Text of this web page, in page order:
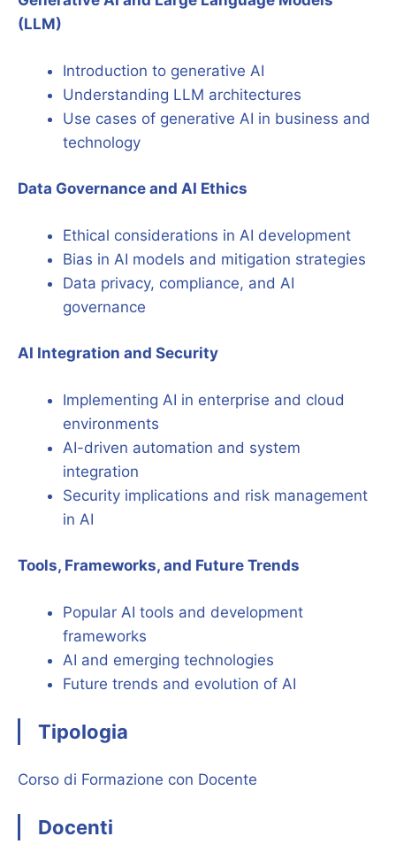
(LLM)
Introduction to generative AI
Understanding LLM architectures
Use cases of generative AI in business and
technology
Data Governance and AI Ethics
Ethical considerations in AI development
Bias in AI models and mitigation strategies
Data privacy, compliance, and AI
governance
AI Integration and Security
Implementing AI in enterprise and cloud
environments
AI-driven automation and system
integration
Security implications and risk management
in AI
Tools, Frameworks, and Future Trends
Popular AI tools and development
frameworks
AI and emerging technologies
Future trends and evolution of AI
Tipologia
Corso di Formazione con Docente
Docenti